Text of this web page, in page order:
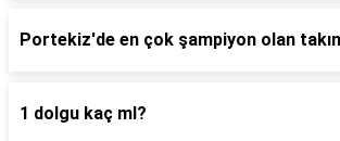
Portekiz'de en çok şampiyon olan
1 dolgu kaç ml?